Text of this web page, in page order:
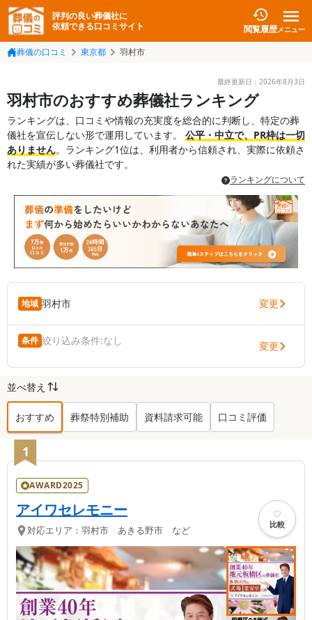
評判の良い葬儀社に
依頼できる口コミサイト
閲覧履歴メニュー
葬儀の口コミ 東京都 羽村市
最終更新日： 2026年8月3日
羽村市のおすすめ葬儀社ランキング
ランキングは、口コミや情報の充実度を総合的に判断し、特定の葬
儀社を宣伝しない形で運用しています。 公平・中立で、PR枠は一切
ありません。ランキング1位は、利用者から信頼され、実際に依頼さ
れた実績が多い葬儀社です。
ランキングについて
地域 羽村市 変更
条件 絞り込み条件:なし 変更
並べ替え
おすすめ 葬祭特別補助 資料請求可能 口コミ評価
羽村市
1
AWARD2025
アイワセレモニー
対応エリア： 羽村市 あきる野市 など 比較